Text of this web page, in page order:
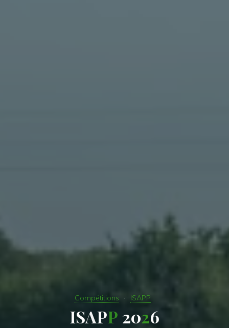
Compétitions ISAPP
ISAPP 2026